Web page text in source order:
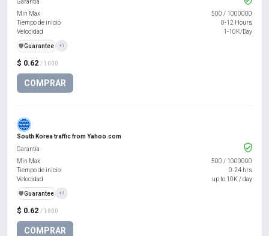
$ 0.62 / 1000
COMPRAR
Min Max
500 / 1000000
Tiempo de inicio
0-12 Hours
Velocidad
1-10K/Day
️🛡️Guarantee +1
South Korea traffic from Yahoo.com
$ 0.62 / 1000
COMPRAR
Garantía
Min Max
500 / 1000000
Tiempo de inicio
0-24 hrs
Velocidad
up to 10K / day
️🛡️Guarantee +1